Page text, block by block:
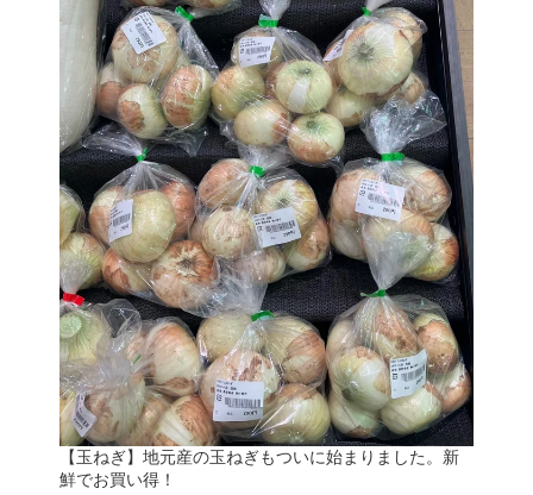
【玉ねぎ】地元産の玉ねぎもついに始まりました。新
鮮でお買い得！